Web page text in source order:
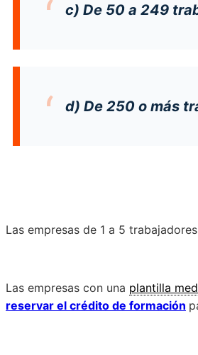
c) De 50 a 249
d) De 250 o más
Las empresas de 1 a 5
Las empresas con una plantilla
reservar el crédito de formación